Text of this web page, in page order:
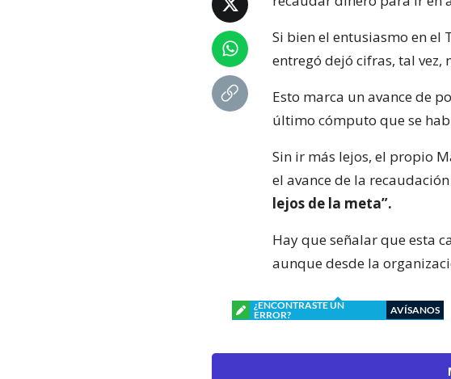
Si bien el entusiasmo en
entregó dejó cifras, tal vez,
Esto marca un avance de
último cómputo que se
Sin ir más lejos, el propio
el avance de la
lejos de la meta”.
Hay que señalar que esta
aunque desde la
¿ENCONTRASTE UN
ERROR?
AVÍSANOS